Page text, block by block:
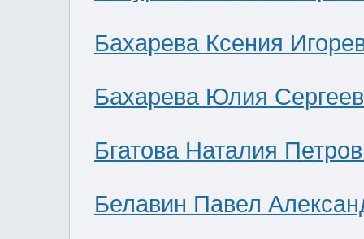
Бахарева Ксения
Бахарева Юлия
Бгатова Наталия
Белавин Павел